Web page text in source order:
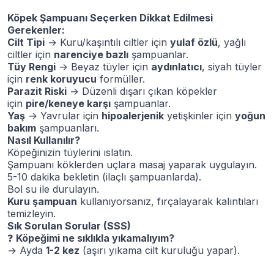
Köpek Şampuanı Seçerken Dikkat Edilmesi
Gerekenler:
Cilt Tipi → Kuru/kaşıntılı ciltler için yulaf özlü, yağlı
ciltler için narenciye bazlı şampuanlar.
Tüy Rengi → Beyaz tüyler için aydınlatıcı, siyah tüyler
için renk koruyucu formüller.
Parazit Riski → Düzenli dışarı çıkan köpekler
için pire/keneye karşı şampuanlar.
Yaş → Yavrular için hipoalerjenik yetişkinler için yoğun
bakım şampuanları.
Nasıl Kullanılır?
Köpeğinizin tüylerini ıslatın.
Şampuanı köklerden uçlara masaj yaparak uygulayın.
5-10 dakika bekletin (ilaçlı şampuanlarda).
Bol su ile durulayın.
Kuru şampuan kullanıyorsanız, fırçalayarak kalıntıları
temizleyin.
Sık Sorulan Sorular (SSS)
❓ Köpeğimi ne sıklıkla yıkamalıyım?
→ Ayda 1-2 kez (aşırı yıkama cilt kuruluğu yapar).